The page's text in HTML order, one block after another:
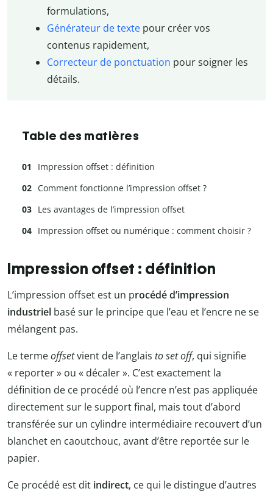
formulations,
Générateur de textepour créer vos
contenus rapidement,
Correcteur de ponctuation pour soigner les
détails.
Table des matières
Impression offset : définition
Comment fonctionne l’impression offset ?
Les avantages de l’impression offset
Impression offset ou numérique : comment choisir ?
Impression offset : définition
L’impression offset est un procédé d’impression
industriel basé sur le principe que l’eau et l’encre ne se
mélangent pas.
Le termeoffsetvient de l’anglais to set off, qui signifie
« reporter » ou « décaler ». C’est exactement la
définition de ce procédé où l’encre n’est pas appliquée
directement sur le support final, mais tout d’abord
transférée sur un cylindre intermédiaire recouvert d’un
blanchet en caoutchouc, avant d’être reportée sur le
papier.
Ce procédé est dit indirect, ce qui le distingue d’autres